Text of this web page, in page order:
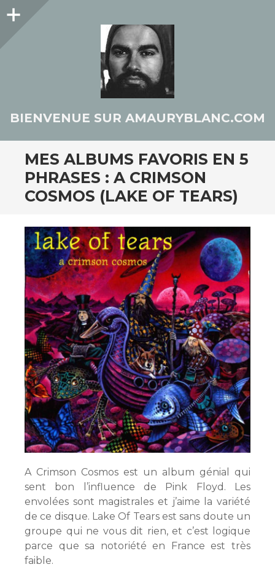
Colonne
BIENVENUE SUR AMAURYBLANC.COM
MES ALBUMS FAVORIS EN 5
PHRASES : A CRIMSON
COSMOS (LAKE OF TEARS)
A Crimson Cosmos est un album génial qui
sent bon l’influence de Pink Floyd. Les
envolées sont magistrales et j’aime la variété
de ce disque. Lake Of Tears est sans doute un
groupe qui ne vous dit rien, et c’est logique
parce que sa notoriété en France est très
faible.